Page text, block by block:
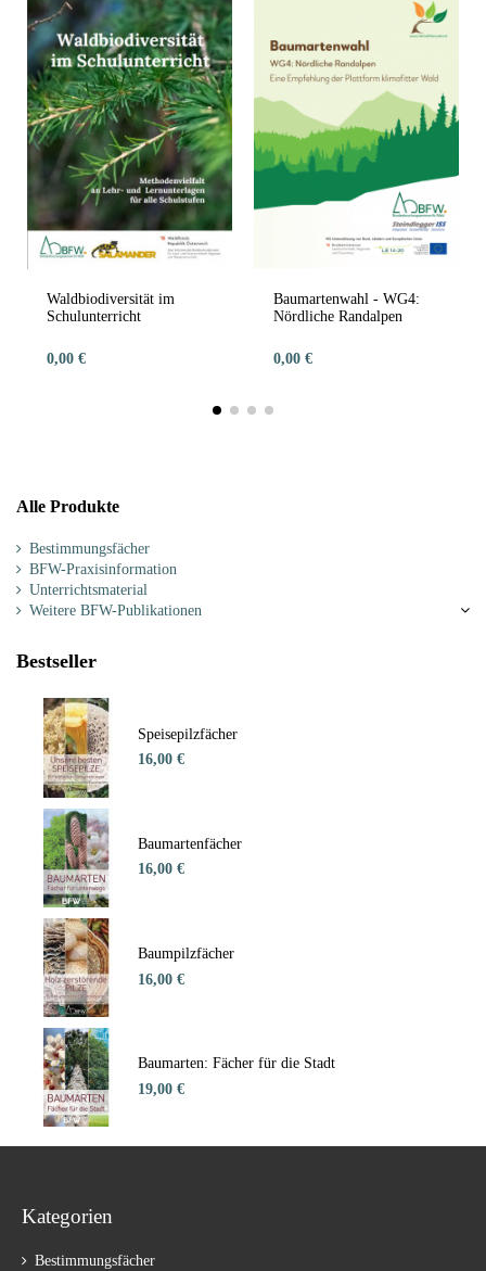
Waldbiodiversität im
Schulunterricht
0,00 €
Baumartenwahl - WG4:
Nördliche Randalpen
0,00 €
Alle Produkte
Bestimmungsfächer
BFW-Praxisinformation
Unterrichtsmaterial
Weitere BFW-Publikationen
Bestseller
Speisepilzfächer
16,00 €
Baumartenfächer
16,00 €
Baumpilzfächer
16,00 €
Baumarten: Fächer für die Stadt
19,00 €
Kategorien
Bestimmungsfächer